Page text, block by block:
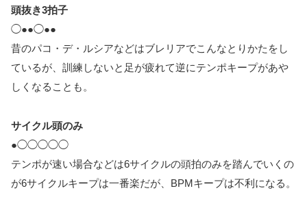
頭抜き3拍子
◯●●◯●●
昔のパコ・デ・ルシアなどはブレリアでこんなとりかたをし
ているが、訓練しないと足が疲れて逆にテンポキープがあや
しくなることも。
サイクル頭のみ
●◯◯◯◯◯
テンポが速い場合などは6サイクルの頭拍のみを踏んでいくの
が6サイクルキープは一番楽だが、BPMキープは不利になる。